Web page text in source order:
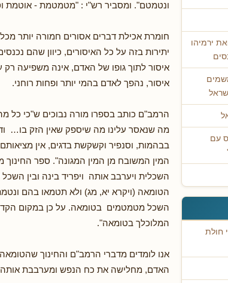
ירמיהו
עם
חולת
ונטמטם". ומסביר רש"י : "מטמטמת - אוטמת
חומרת אכילת דברים אסורים חמורה יותר
יתירות בזה על כל האיסורים, כיוון שהם
איסור לתוך גופו של האדם, אינה משפיעה
איסור, נהפך לאדם בהמי יותר ופחות רוחני.
הרמב"ם כותב בספרו מורה נבוכים ש"כי כל
מה שנאסר עלינו מה שיספק שאין הזק בו…
בבהמות, וסנפיר וקשקשת בדגים, אין
המין המשובח מן המין המגונה". ספר
השכלית ויערבב אותה ויפריד בינה ובין
הטומאה (ויקרא יא, מג) ולא תטמאו בהם
השכל מטמטמים בטומאה. על כן במקום
המלוכלך בטומאה".
אנו לומדים מדברי הרמב"ם והחינוך
האדם, מחלישה את כח הנפש ומערבבת